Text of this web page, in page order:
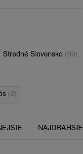
Stredné Slovensko (89)
(2)
NAJDRAHŠIE